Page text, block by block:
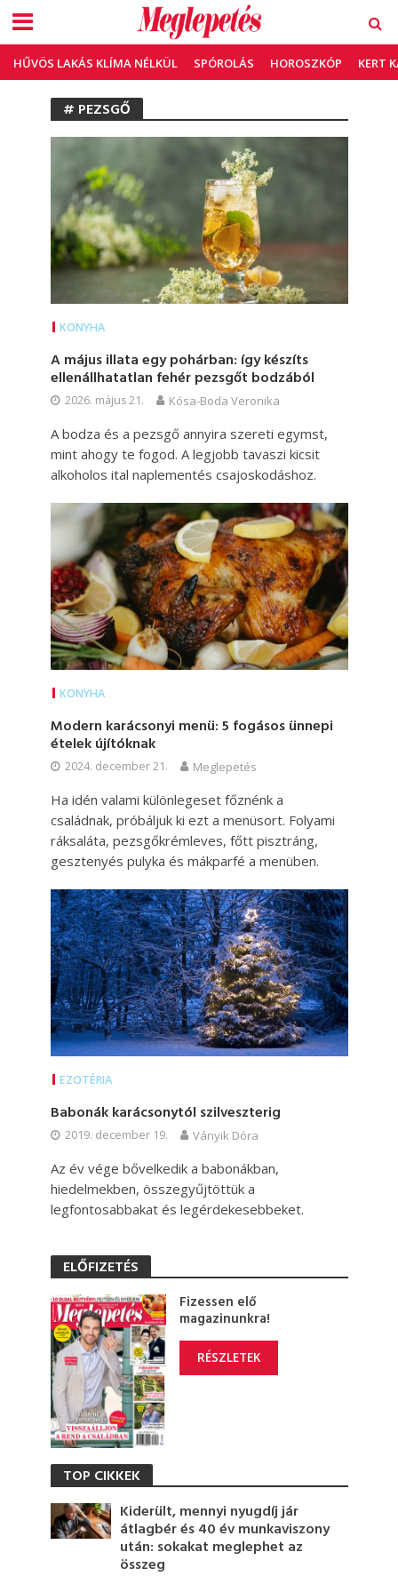
HŰVÖS LAKÁS KLÍMA NÉLKÜL SPÓROLÁS HOROSZKÓP KERT
# PEZSGŐ
KONYHA
A május illata egy pohárban: így készíts
ellenállhatatlan fehér pezsgőt bodzából
2026. május 21. Kósa-Boda Veronika
A bodza és a pezsgő annyira szereti egymst,
mint ahogy te fogod. A legjobb tavaszi kicsit
alkoholos ital naplementés csajoskodáshoz.
KONYHA
Modern karácsonyi menü: 5 fogásos ünnepi
ételek újítóknak
2024. december 21. Meglepetés
Ha idén valami különlegeset főznénk a
családnak, próbáljuk ki ezt a menüsort. Folyami
ráksaláta, pezsgőkrémleves, főtt pisztráng,
gesztenyés pulyka és mákparfé a menüben.
EZOTÉRIA
Babonák karácsonytól szilveszterig
2019. december 19. Ványik Dóra
Az év vége bővelkedik a babonákban,
hiedelmekben, összegyűjtöttük a
legfontosabbakat és legérdekesebbeket.
ELŐFIZETÉS
Fizessen elő
magazinunkra!
RÉSZLETEK
TOP CIKKEK
Kiderült, mennyi nyugdíj jár
átlagbér és 40 év munkaviszony
után: sokakat meglephet az
összeg